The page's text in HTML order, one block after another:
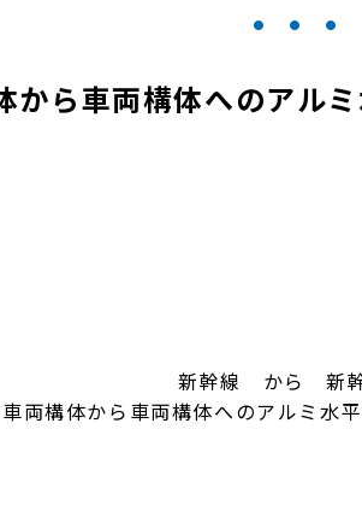
ら車両構体へのアル
新幹線 から 新
車両構体から車両構体へのアルミ水